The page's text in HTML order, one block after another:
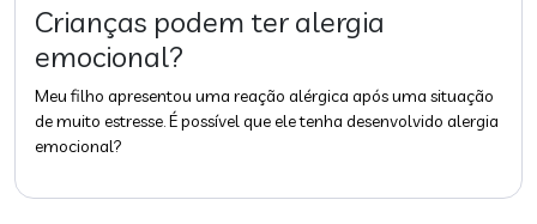
Crianças podem ter alergia
emocional?
Meu filho apresentou uma reação alérgica após uma situação
de muito estresse. É possível que ele tenha desenvolvido alergia
emocional?